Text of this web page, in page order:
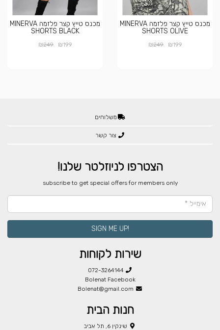
מכנס טייץ קצר פלזמה MINERVA
SHORTS OLIVE
₪199
₪249
מכנס טייץ קצר פלזמה MINERVA
SHORTS BLACK
₪199
₪249
משלוחים
צור קשר
הצטרפו לניוזלטר שלנו!
​subscribe to get special offers for members only
!SIGN ME UP
שירות לקוחות
072-3264144
Bolenat Facebook
Bolenat@gmail.com
חנות הבית
שינקין 6, תל אביב